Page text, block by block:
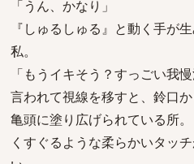
「うん、かなり」
『しゅるしゅる』と動く手が
私。
「もうイキそう？すっごい我
言われて視線を移すと、鈴口
亀頭に塗り広げられている所。
くすぐるような柔らかいタッ